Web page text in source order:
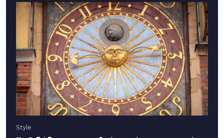
Style